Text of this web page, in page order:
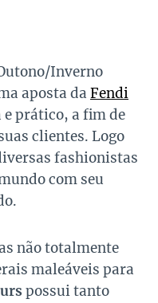
Inverno
aposta da Fendi
prático, a fim de
clientes. Logo
fashionistas
com seu
não totalmente
maleáveis para
possui tanto